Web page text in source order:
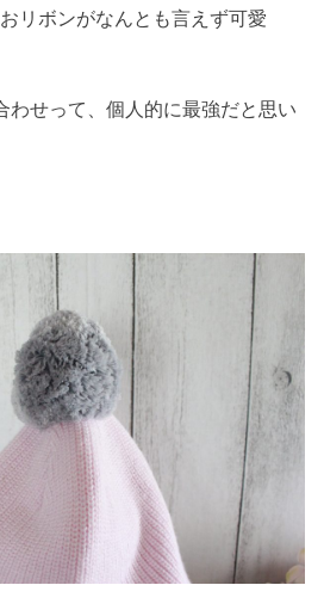
リボンがなんとも言えず可愛
わせって、個人的に最強だと思い